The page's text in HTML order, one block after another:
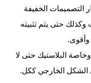
التصميمات الخفيفة
وكذلك حتى يتم تثبيته
البلاستيك حتى لا
الشكل الخارجي ككل.